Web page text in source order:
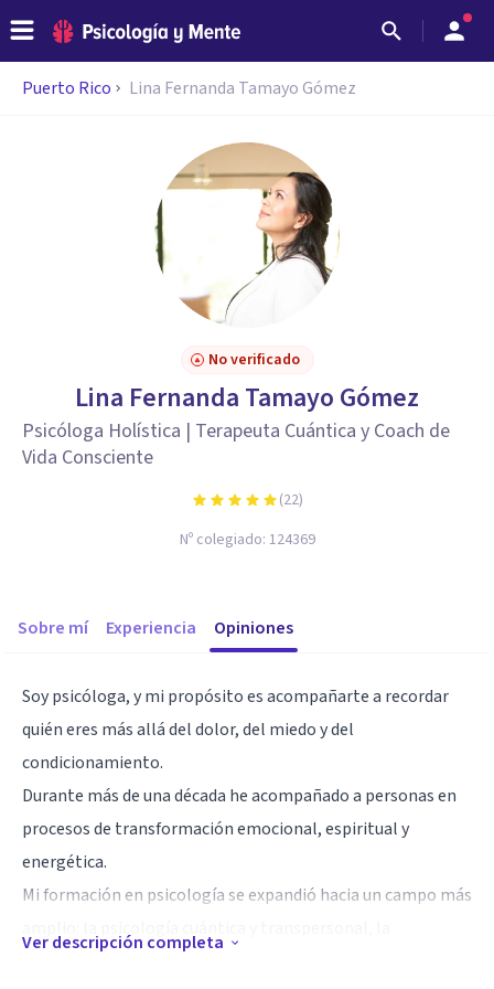
Puerto Rico Lina Fernanda Tamayo Gómez
No verificado
Lina Fernanda Tamayo Gómez
Psicóloga Holística | Terapeuta Cuántica y Coach de
Vida Consciente
(22)
Nº colegiado: 124369
Sobre mí Experiencia Opiniones
Soy psicóloga, y mi propósito es acompañarte a recordar
quién eres más allá del dolor, del miedo y del
condicionamiento.
Durante más de una década he acompañado a personas en
procesos de transformación emocional, espiritual y
energética.
Mi formación en psicología se expandió hacia un campo más
Ver descripción completa